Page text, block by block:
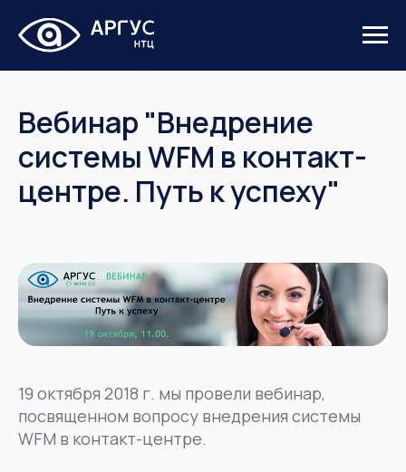
Вебинар "Внедрение
системы WFM в контакт-
центре. Путь к успеху"
19 октября 2018 г. мы провели вебинар,
посвященном вопросу внедрения системы
WFM в контакт-центре.